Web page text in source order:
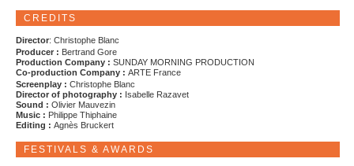
CREDITS
Director: Christophe Blanc
Producer : Bertrand Gore
Production Company : SUNDAY MORNING PRODUCTION
Co-production Company : ARTE France
Screenplay : Christophe Blanc
Director of photography : Isabelle Razavet
Sound : Olivier Mauvezin
Music : Philippe Thiphaine
Editing : Agnès Bruckert
FESTIVALS & AWARDS